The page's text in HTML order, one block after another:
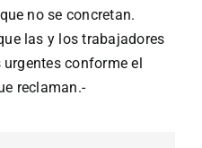
no se concretan.
las y los trabajadores
conforme el
reclaman.-